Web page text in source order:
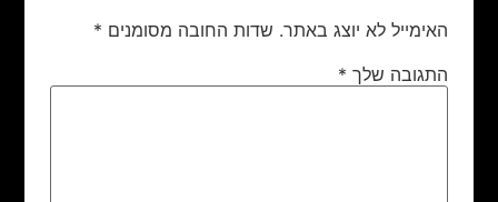
האימייל לא יוצג באתר. שדות החובה מסומנים *
התגובה שלך *